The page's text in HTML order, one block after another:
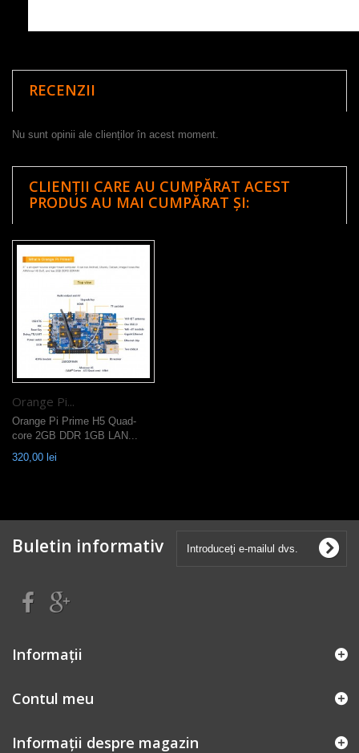
RECENZII
Nu sunt opinii ale clienților în acest moment.
CLIENȚII CARE AU CUMPĂRAT ACEST
PRODUS AU MAI CUMPĂRAT ȘI:
Orange Pi...
Orange Pi Prime H5 Quad-
core 2GB DDR 1GB LAN...
320,00 lei
Buletin informativ
Informaţii
Contul meu
Informații despre magazin